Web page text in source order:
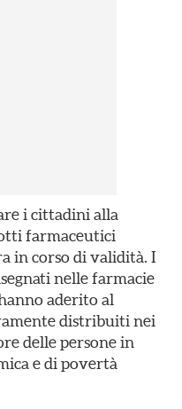
i cittadini alla
farmaceutici
in corso di validità. I
nelle farmacie
aderito al
distribuiti nei
delle persone in
e di povertà